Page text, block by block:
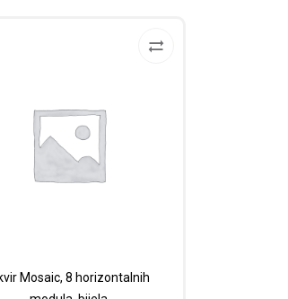
Mosaic, 8 horizontalnih